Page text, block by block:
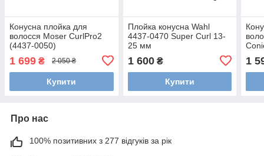
Конусна плойка для
волосся Moser CurlPro2
(4437-0050)
1 699 ₴ 2 050 ₴
Купити
Плойка конусна Wahl
4437-0470 Super Curl 13-
25 мм
1 600₴
Купити
1
Про нас
100% позитивних з 277 відгуків за рік